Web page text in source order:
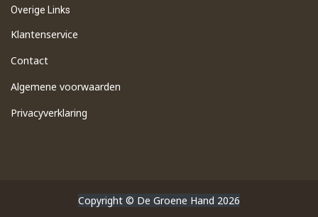
Overige Links
Klantenservice
Contact
Algemene voorwaarden
Privacyverklaring
Copyright © De Groene Hand 2026